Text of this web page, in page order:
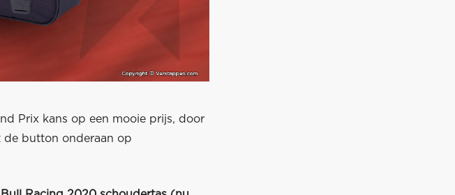
Prix kans op een mooie prijs, door
de button onderaan op